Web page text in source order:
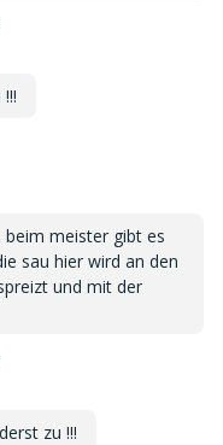
meister gibt es
sau hier wird an den
und mit der
zu !!!